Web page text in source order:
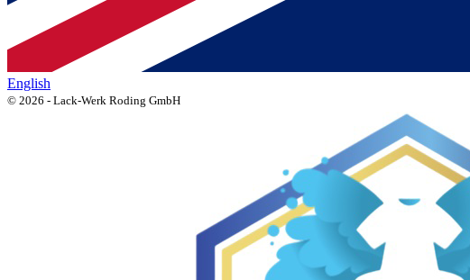
English
© 2026 - Lack-Werk Roding GmbH